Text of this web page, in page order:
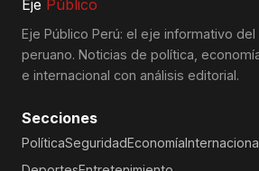
Eje Público
Eje Público Perú: el eje informativo
peruano. Noticias de política,
e internacional con análisis editorial.
Secciones
PolíticaSeguridadEconomía